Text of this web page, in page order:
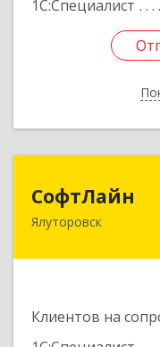
1С:Специалист
СофтЛайн
Ялуторовск
Клиентов на
627010,